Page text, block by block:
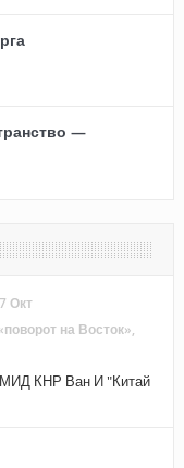
—
Окт
на Восток»,
КНР Ван И "Китай